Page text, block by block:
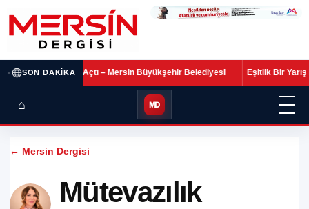
SON DAKIKA
Sezonu Açtı – Mersin Büyükşehir Belediyesi •Eşitlik Bir Yarış Değil,
⌂ MD
← Mersin Dergisi
Mütevazılık